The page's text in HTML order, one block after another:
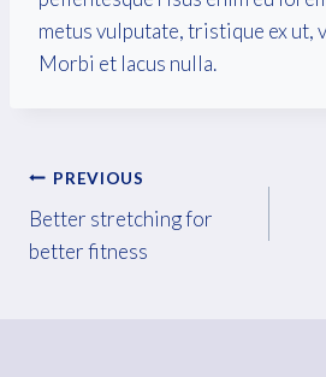
metus vulputate, tristique ex ut,
Morbi et lacus nulla.
Post
navigation
PREVIOUS
Better stretching for
better fitness